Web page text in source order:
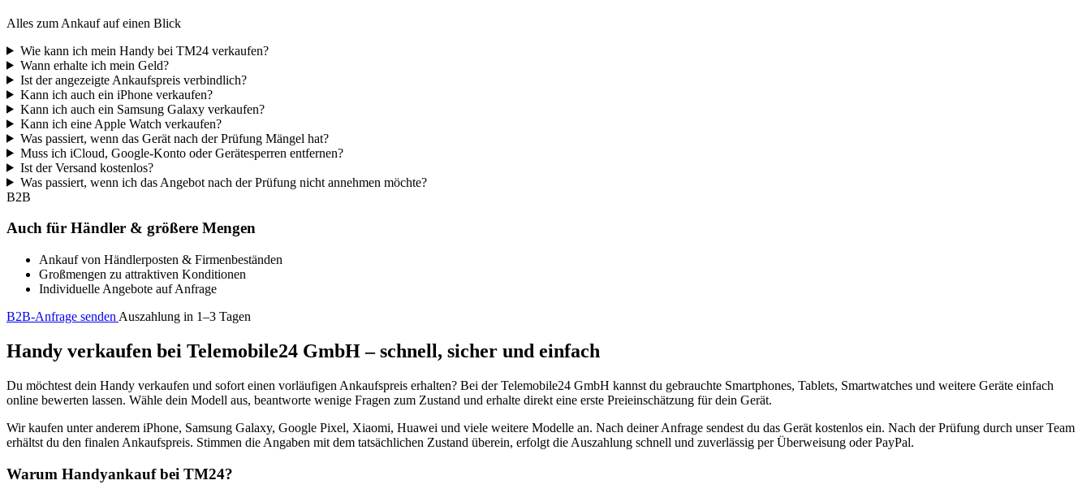
Alles zum Ankauf auf einen Blick
Wie kann ich mein Handy bei TM24 verkaufen?
Wann erhalte ich mein Geld?
Ist der angezeigte Ankaufspreis verbindlich?
Kann ich auch ein iPhone verkaufen?
Kann ich auch ein Samsung Galaxy verkaufen?
Kann ich eine Apple Watch verkaufen?
Was passiert, wenn das Gerät nach der Prüfung Mängel hat?
Muss ich iCloud, Google-Konto oder Gerätesperren entfernen?
Ist der Versand kostenlos?
Was passiert, wenn ich das Angebot nach der Prüfung nicht annehmen möchte?
B2B
Auch für Händler & größere Mengen
Ankauf von Händlerposten & Firmenbeständen
Großmengen zu attraktiven Konditionen
Individuelle Angebote auf Anfrage
B2B-Anfrage senden Auszahlung in 1–3 Tagen
Handy verkaufen bei Telemobile24 GmbH – schnell, sicher und einfach
Du möchtest dein Handy verkaufen und sofort einen vorläufigen Ankaufspreis erhalten? Bei der Telemobile24 GmbH kannst du gebrauchte Smartphones, Tablets, Smartwatches und weitere Geräte einfach
online bewerten lassen. Wähle dein Modell aus, beantworte wenige Fragen zum Zustand und erhalte direkt eine erste Preieinschätzung für dein Gerät.
Wir kaufen unter anderem iPhone, Samsung Galaxy, Google Pixel, Xiaomi, Huawei und viele weitere Modelle an. Nach deiner Anfrage sendest du das Gerät kostenlos ein. Nach der Prüfung durch unser Team
erhältst du den finalen Ankaufspreis. Stimmen die Angaben mit dem tatsächlichen Zustand überein, erfolgt die Auszahlung schnell und zuverlässig per Überweisung oder PayPal.
Warum Handyankauf bei TM24?